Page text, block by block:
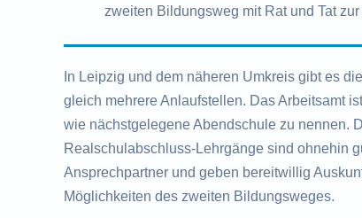
zweiten Bildungsweg mit Rat und Tat
In Leipzig und dem näheren Umkreis gibt es
gleich mehrere Anlaufstellen. Das Arbeitsamt
wie nächstgelegene Abendschule zu nennen.
Realschulabschluss-Lehrgänge sind ohnehin
Ansprechpartner und geben bereitwillig
Möglichkeiten des zweiten Bildungsweges.